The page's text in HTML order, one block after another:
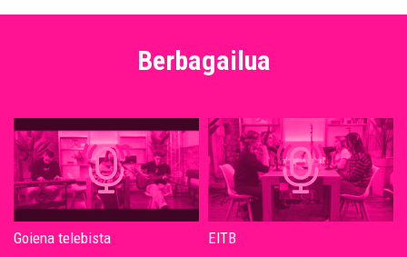
Berbagailua
Goiena telebista EITB